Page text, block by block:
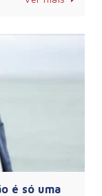
é só uma